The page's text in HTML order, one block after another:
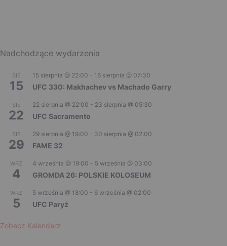
Nadchodzące wydarzenia
SIE
15
15 sierpnia @ 22:00 - 16 sierpnia @ 07:30
UFC 330: Makhachev vs Machado Garry
SIE
22
22 sierpnia @ 22:00 - 23 sierpnia @ 05:30
UFC Sacramento
SIE
29
29 sierpnia @ 19:00 - 30 sierpnia @ 02:00
FAME 32
WRZ
4
4 września @ 19:00 - 5 września @ 03:00
GROMDA 26: POLSKIE KOLOSEUM
WRZ
5
5 września @ 18:00 - 6 września @ 02:00
UFC Paryż
Zobacz Kalendarz